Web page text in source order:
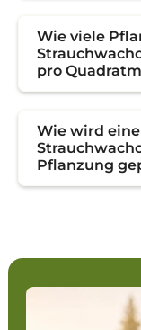
Wie viele
pro
Wie wird
Pflanzung